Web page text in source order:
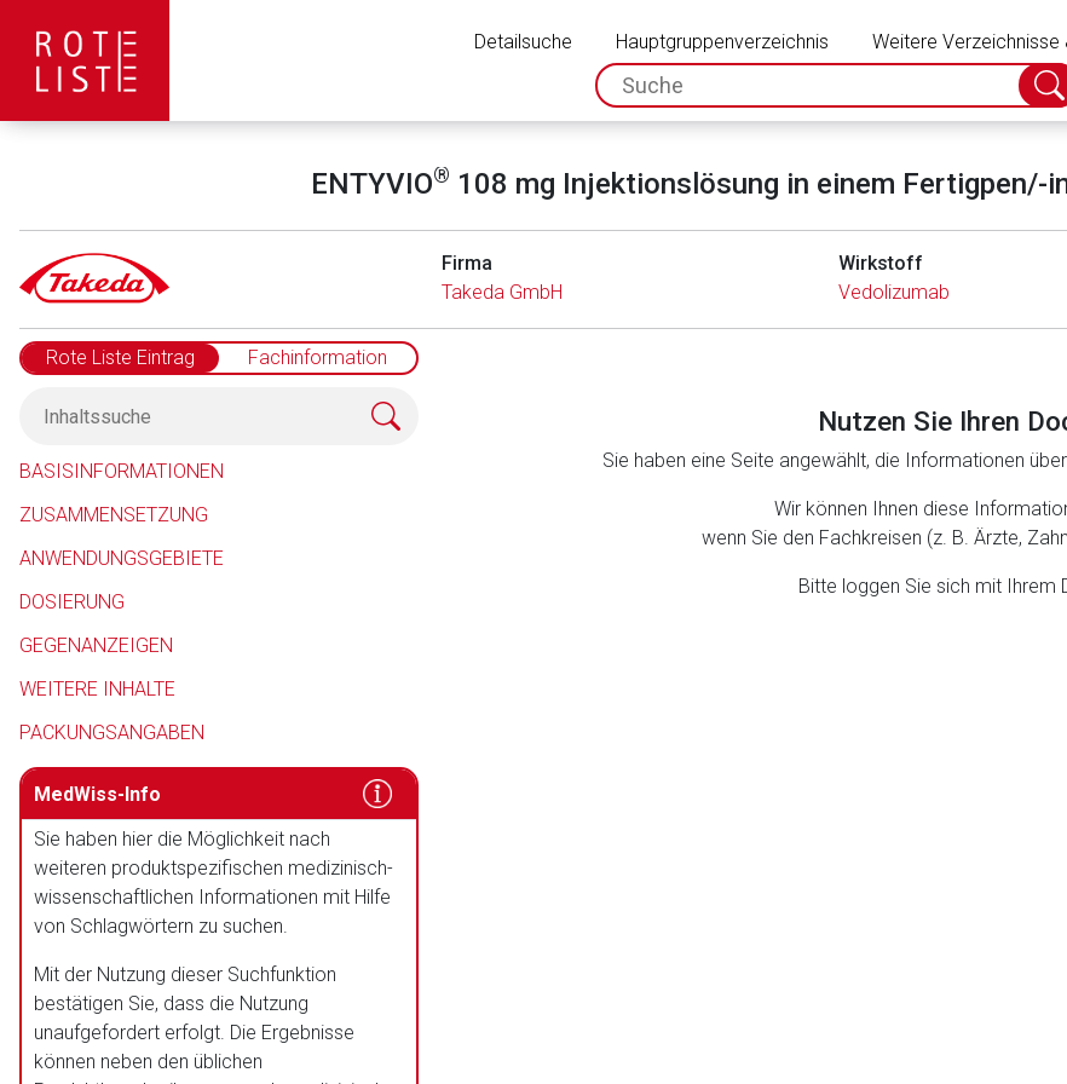
Detailsuche Hauptgruppenverzeichnis
Weitere
spc.search.input.placeholder
ENTYVIO® 108 mg Injektionslösung in einem Fertigpen/-
Firma
Takeda GmbH
Wirkstoff
Vedolizumab
Rote Liste Eintrag Fachinformation
BASISINFORMATIONEN
ZUSAMMENSETZUNG
ANWENDUNGSGEBIETE
DOSIERUNG
GEGENANZEIGEN
WEITERE INHALTE
PACKUNGSANGABEN
MedWiss-Info
Sie haben hier die Möglichkeit nach
weiteren produktspezifischen medizinisch-
wissenschaftlichen Informationen mit Hilfe
von Schlagwörtern zu suchen.
Mit der Nutzung dieser Suchfunktion
bestätigen Sie, dass die Nutzung
unaufgefordert erfolgt. Die Ergebnisse
können neben den üblichen
Nutzen Sie Ihren
Sie haben eine Seite angewählt, die Informationen
Wir können Ihnen diese
wenn Sie den Fachkreisen (z. B. Ärzte,
Bitte loggen Sie sich mit Ihrem